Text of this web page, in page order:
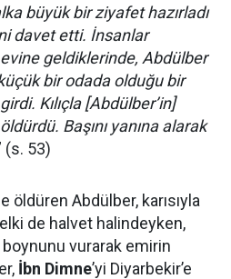
büyük bir ziyafet hazırladı
davet etti. İnsanlar
geldiklerinde, Abdülber
küçük bir odada olduğu bir
Kılıçla [Abdülber’in]
Başını yanına alarak
(s. 53)
Abdülber, karısıyla
de halvet halindeyken,
boynunu vurarak emirin
İbn Dimne’yi Diyarbekir’e